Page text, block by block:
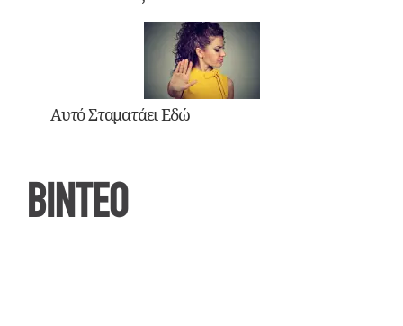
Αυτό Σταματάει Εδώ
ΒΙΝΤΕΟ